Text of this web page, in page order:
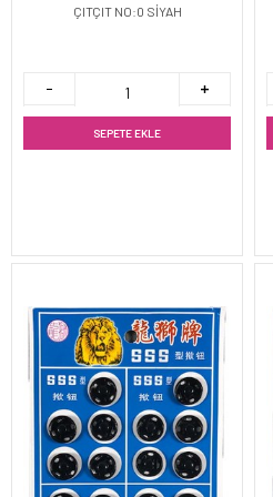
ÇITÇIT NO:0 SİYAH
SEPETE EKLE